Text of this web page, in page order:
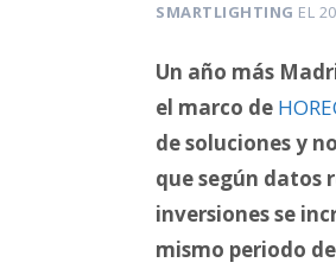
SMARTLIGHTING EL
Un año más
el marco de
de soluciones y
que según datos
inversiones se
mismo periodo